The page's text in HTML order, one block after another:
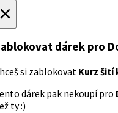
dárek pro
si zablokovat Kurz šití
dárek pak nekoupí pro
ty :)